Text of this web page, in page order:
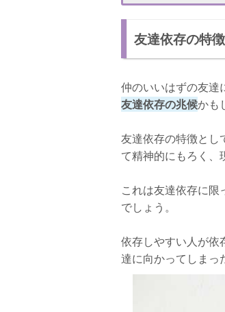
友達依存の特徴
仲のいいはずの友達
友達依存の兆候かも
友達依存の特徴とし
て精神的にもろく、
これは友達依存に限
でしょう。
依存しやすい人が依
達に向かってしまっ